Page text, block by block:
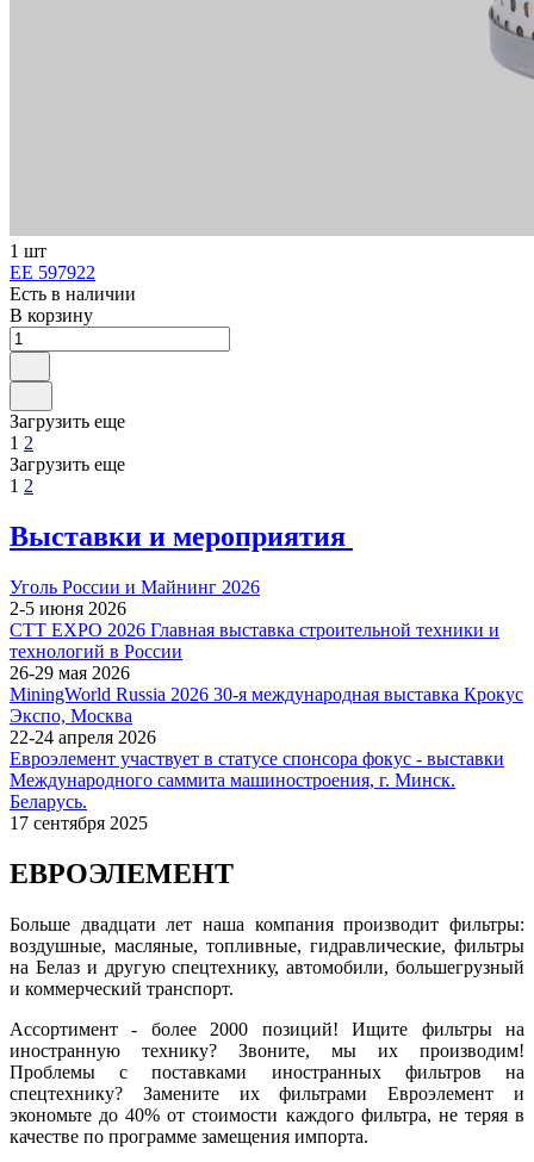
1 шт
ЕЕ 597922
Есть в наличии
В корзину
Загрузить еще
1 2
Загрузить еще
1 2
Выставки и мероприятия
Уголь России и Майнинг 2026
2-5 июня 2026
СТТ EXPO 2026 Главная выставка строительной техники и
технологий в России
26-29 мая 2026
MiningWorld Russia 2026 30-я международная выставка Крокус
Экспо, Москва
22-24 апреля 2026
Евроэлемент участвует в статусе спонсора фокус - выставки
Международного саммита машиностроения, г. Минск.
Беларусь.
17 сентября 2025
ЕВРОЭЛЕМЕНТ
Больше двадцати лет наша компания производит фильтры:
воздушные, масляные, топливные, гидравлические, фильтры
на Белаз и другую спецтехнику, автомобили, большегрузный
и коммерческий транспорт.
Ассортимент - более 2000 позиций! Ищите фильтры на
иностранную технику? Звоните, мы их производим!
Проблемы с поставками иностранных фильтров на
спецтехнику? Замените их фильтрами Евроэлемент и
экономьте до 40% от стоимости каждого фильтра, не теряя в
качестве по программе замещения импорта.